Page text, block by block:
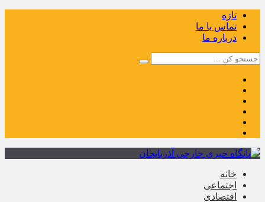
تازه
تماس با ما
درباره ما
خانه
اجتماعی
اقتصادی